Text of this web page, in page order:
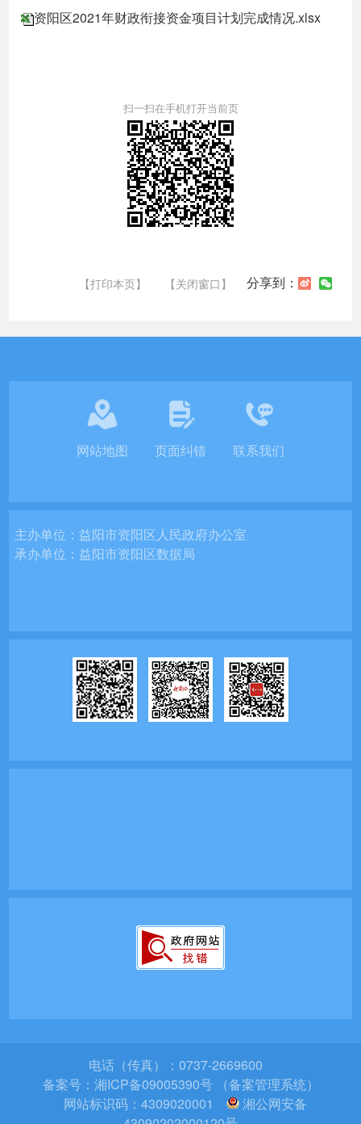
资阳区2021年财政衔接资金项目计划完成情况.xlsx
扫一扫在手机打开当前页
【打印本页】 【关闭窗口】 分享到：
网站地图 页面纠错 联系我们
主办单位：益阳市资阳区人民政府办公室
承办单位：益阳市资阳区数据局
电话（传真）：0737-2669600
备案号： 湘ICP备09005390号 （备案管理系统）
网站标识码：4309020001
湘公网安备